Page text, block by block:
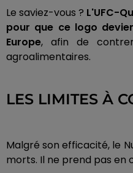
Le saviez-vous ? L'UFC-
pour que ce logo
Europe, afin de
agroalimentaires.
LES LIMITES À
Malgré son efficacité, le
morts. Il ne prend pas en